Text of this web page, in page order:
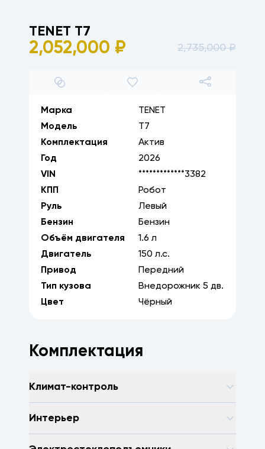
TENET T7
2,052,000 ₽ 2,735,000₽
1
Марка
TENET
Модель
T7
Комплектация
Актив
Год
2026
VIN
*************3382
КПП
Робот
Руль
Левый
Бензин
Бензин
Объём двигателя
1.6 л
Двигатель
150 л.с.
Привод
Передний
Тип кузова
Внедорожник 5 дв.
Цвет
Чёрный
Комплектация
Климат-контроль
Интерьер